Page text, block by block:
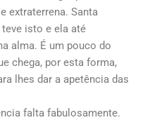
extraterrena. Santa
isto e ela até
alma. É um pouco do
chega, por esta forma,
lhes dar a apetência das
falta fabulosamente.